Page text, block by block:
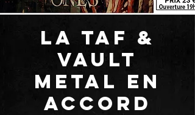
La TAF &
VAULT
METAL en
accord